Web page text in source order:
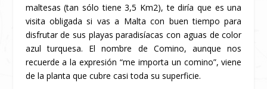
maltesas (tan sólo tiene 3,5 Km2), te diría que es una
visita obligada si vas a Malta con buen tiempo para
disfrutar de sus playas paradisíacas con aguas de color
azul turquesa. El nombre de Comino, aunque nos
recuerde a la expresión “me importa un comino”, viene
de la planta que cubre casi toda su superficie.